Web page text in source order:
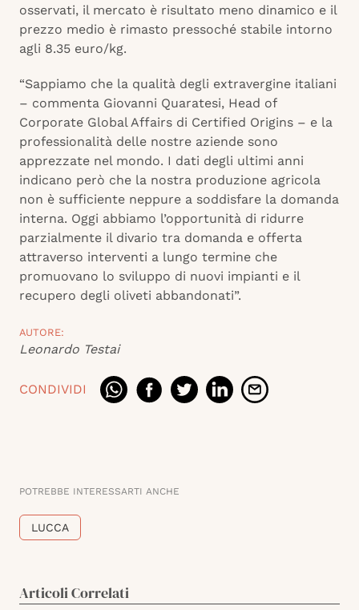
osservati, il mercato è risultato meno dinamico e il
prezzo medio è rimasto pressoché stabile intorno
agli 8.35 euro/kg.
“Sappiamo che la qualità degli extravergine italiani
– commenta Giovanni Quaratesi, Head of
Corporate Global Affairs di Certified Origins – e la
professionalità delle nostre aziende sono
apprezzate nel mondo. I dati degli ultimi anni
indicano però che la nostra produzione agricola
non è sufficiente neppure a soddisfare la domanda
interna. Oggi abbiamo l’opportunità di ridurre
parzialmente il divario tra domanda e offerta
attraverso interventi a lungo termine che
promuovano lo sviluppo di nuovi impianti e il
recupero degli oliveti abbandonati”.
AUTORE:
Leonardo Testai
CONDIVIDI
POTREBBE INTERESSARTI ANCHE
LUCCA
Articoli Correlati